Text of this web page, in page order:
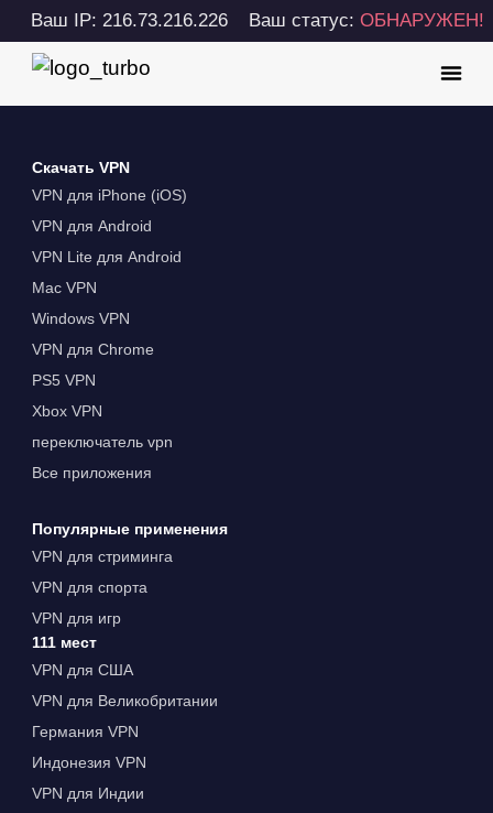
Ваш IP: 216.73.216.226 Ваш статус: ОБНАРУЖЕН!
Скачать VPN
VPN для iPhone (iOS)
VPN для Android
VPN Lite для Android
Mac VPN
Windows VPN
VPN для Chrome
PS5 VPN
Xbox VPN
переключатель vpn
Все приложения
Популярные применения
VPN для стриминга
VPN для спорта
VPN для игр
111 мест
VPN для США
VPN для Великобритании
Германия VPN
Индонезия VPN
VPN для Индии